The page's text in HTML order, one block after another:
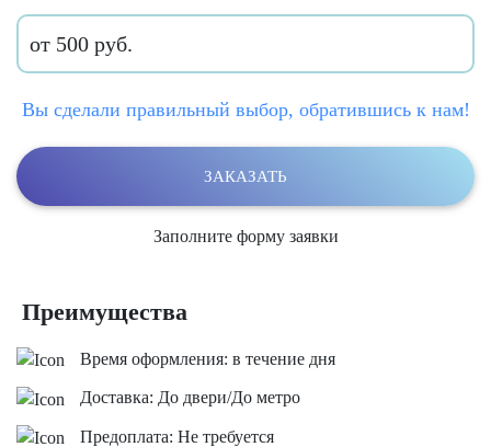
от 500 руб.
Вы сделали правильный выбор, обратившись к нам!
ЗАКАЗАТЬ
Заполните форму заявки
Преимущества
Время оформления: в течение дня
Доставка: До двери/До метро
Предоплата: Не требуется